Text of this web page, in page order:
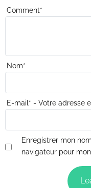
Comment*
Nom*
E-mail * - Votre adresse
Enregistrer mon
navigateur pour